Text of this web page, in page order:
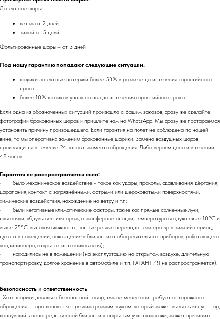
Латексные шары
летом от 2 дней
зимой от 5 дней
Фольгированные шары – от 3 дней
Под нашу гарантию попадают следующие ситуации:
шарики латексные потеряли более 50% в размере до истечения гарантийного
срока
более 10% шариков упало на пол до истечения гарантийного срока
Если одна из обозначенных ситуаций произошла с Вашим заказов, сразу же сделайте
фотографии бракованных шаров и пришлите нам на WhatsApp. Мы сразу же постараемся
установить причину произошедшего. Если гарантия на полет не соблюдена по нашей
вине, то мы оперативно заменим бракованные шарики. Замена воздушных шаров
производится в течение 24 часов с момента обращения. Либо вернем деньги в течении
48 часов
Гарантия не распространяется если:
· было механическое воздействие - такое как удары, проколы, сдавливания, дёргания,
царапания, контакт с загрязнёнными, острыми или шероховатыми поверхностями,
химические воздействия, нахождение на ветру и т.п;
· были негативные климатические факторы, такие как прямые солнечные лучи,
сквозняки, обдувы вентилятором, атмосферные осадки, температура воздуха ниже 10°C и
выше 25°C, высокая влажность, частые резкие перепады температур в зимний период,
духота в помещении, нахождение в близости от обогревательных приборов, работающего
кондиционера, открытых источников огня);
· находились не в помещении (на эксплуатацию на открытом воздухе, длительную
транспортировку, долгое хранение в автомобиле и т.п. ГАРАНТИЯ не распространяется).
Безопасность и ответственность
Хоть шарики довольно безопасный товар, тем не менее они требуют осторожного
обращения. Шары лопаются с резким громким звуком, который может вызвать испуг. Шар,
лопнувший в непосредственной близости к открытым участкам кожи, может причинить